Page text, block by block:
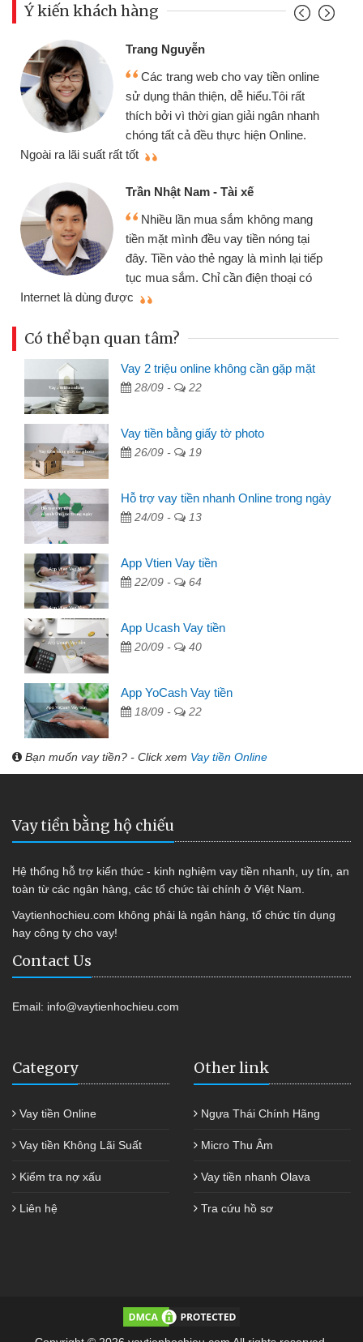
Ý kiến khách hàng
Trang Nguyễn
Các trang web cho vay tiền online
sử dụng thân thiện, dễ hiểu.Tôi rất
thích bởi vì thời gian giải ngân nhanh
chóng tất cả đều thực hiện Online.
Ngoài ra lãi suất rất tốt
Trần Nhật Nam - Tài xế
Nhiều lần mua sắm không mang
tiền mặt mình đều vay tiền nóng tại
đây. Tiền vào thẻ ngay là mình lại tiếp
tục mua sắm. Chỉ cần điện thoại có
Internet là dùng được
Có thể bạn quan tâm?
Vay 2 triệu online không cần gặp mặt
28/09 - 22
Vay tiền bằng giấy tờ photo
26/09 - 19
Hỗ trợ vay tiền nhanh Online trong ngày
24/09 - 13
App Vtien Vay tiền
22/09 - 64
App Ucash Vay tiền
20/09 - 40
App YoCash Vay tiền
18/09 - 22
Bạn muốn vay tiền? - Click xem Vay tiền Online
Vay tiền bằng hộ chiếu
Hệ thống hỗ trợ kiến thức - kinh nghiệm vay tiền nhanh, uy tín, an
toàn từ các ngân hàng, các tổ chức tài chính ở Việt Nam.
Vaytienhochieu.com không phải là ngân hàng, tổ chức tín dụng
hay công ty cho vay!
Contact Us
Email: info@vaytienhochieu.com
Category
Vay tiền Online
Vay tiền Không Lãi Suất
Kiểm tra nợ xấu
Liên hệ
Other link
Ngựa Thái Chính Hãng
Micro Thu Âm
Vay tiền nhanh Olava
Tra cứu hồ sơ